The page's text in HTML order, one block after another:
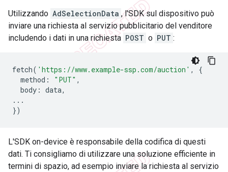
Utilizzando AdSelectionData , l'SDK sul dispositivo può
inviare una richiesta al servizio pubblicitario del venditore
includendo i dati in una richiesta POST o PUT :
fetch( 'https://www.example-ssp.com/auction' ,
{
method : "PUT" ,
body : data,
...
})
L'SDK on-device è responsabile della codifica di questi
dati. Ti consigliamo di utilizzare una soluzione efficiente in
termini di spazio, ad esempio inviare la richiesta al servizio